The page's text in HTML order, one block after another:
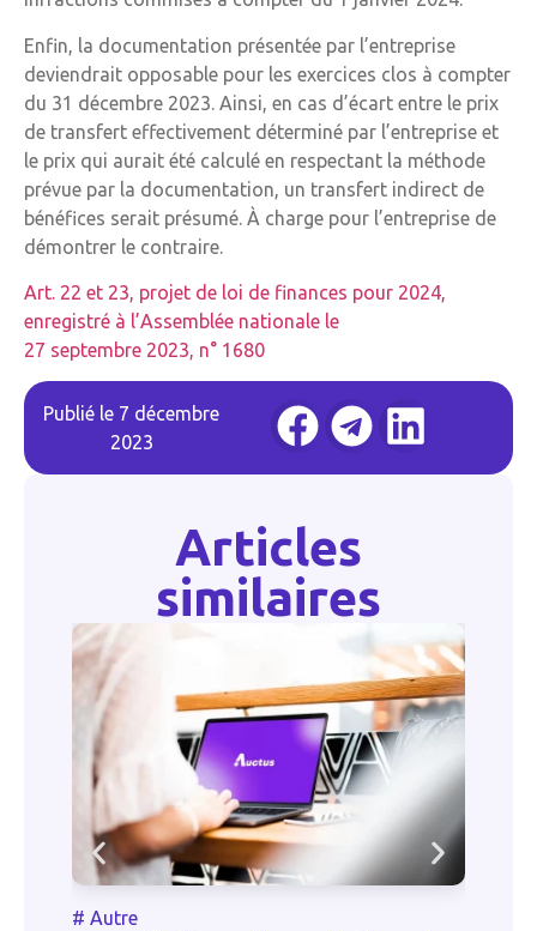
Enfin, la documentation présentée par l’entreprise
deviendrait opposable pour les exercices clos à compter
du 31 décembre 2023. Ainsi, en cas d’écart entre le prix
de transfert effectivement déterminé par l’entreprise et
le prix qui aurait été calculé en respectant la méthode
prévue par la documentation, un transfert indirect de
bénéfices serait présumé. À charge pour l’entreprise de
démontrer le contraire.
Art. 22 et 23, projet de loi de finances pour 2024,
enregistré à l’Assemblée nationale le
27 septembre 2023, n° 1680
Publié le 7 décembre
2023
Articles
similaires